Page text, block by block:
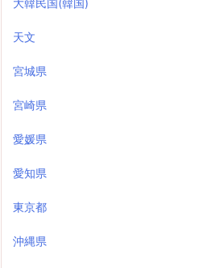
大韓民国(韓国)
天文
宮城県
宮崎県
愛媛県
愛知県
東京都
沖縄県